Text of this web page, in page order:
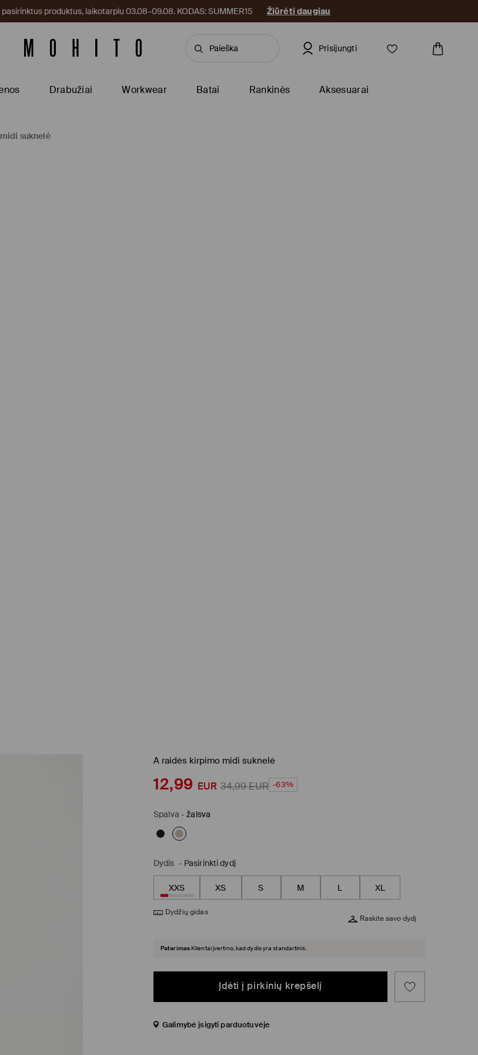
produktus, laikotarpiu 03.08–09.08. KODAS: SUMMER15 Žiūrėti daugiau
Prisijungti
Drabužiai Workwear Batai Rankinės Aksesuarai
suknelė
A raidės kirpimo midi suknelė
12,99 EUR 34,99EUR -63%
Spalva -žalsva
Dydis - Pasirinkti dydį
XXS XS S M L XL
Dydžių gidas
Raskite savo dydį
Patarimas Klientai įvertino, kad dydis yra standartinis.
Įdėti į pirkinių krepšelį
Galimybė įsigyti parduotuvėje